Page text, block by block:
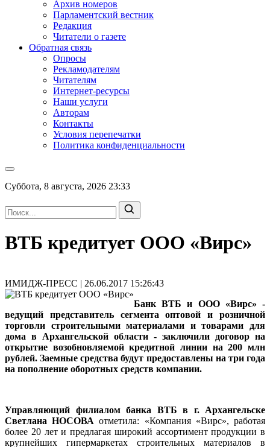
Архив номеров
Парламентский вестник
Редакция
Читатели о газете
Обратная связь
Опросы
Рекламодателям
Читателям
Интернет-ресурсы
Наши услуги
Авторам
Контакты
Условия перепечатки
Политика конфиденциальности
Суббота, 8 августа, 2026 23:33
ВТБ кредитует ООО «Вирс»
ИМИДЖ-ПРЕСС | 26.06.2017 15:26:43
Банк ВТБ и ООО «Вирс» -
ведущий представитель сегмента оптовой и розничной
торговли строительными материалами и товарами для
дома в Архангельской области - заключили договор на
открытие возобновляемой кредитной линии на 200 млн
рублей. Заемные средства будут предоставлены на три года
на пополнение оборотных средств компании.
Управляющий филиалом банка ВТБ в г. Архангельске
Светлана НОСОВА отметила: «Компания «Вирс», работая
более 20 лет и предлагая широкий ассортимент продукции в
крупнейших гипермаркетах строительных материалов в